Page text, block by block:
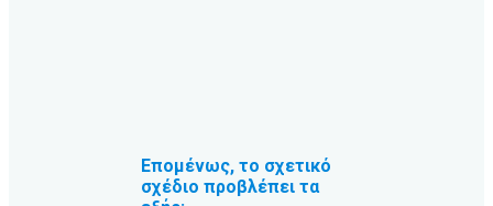
Επομένως, το σχετικό
σχέδιο προβλέπει τα